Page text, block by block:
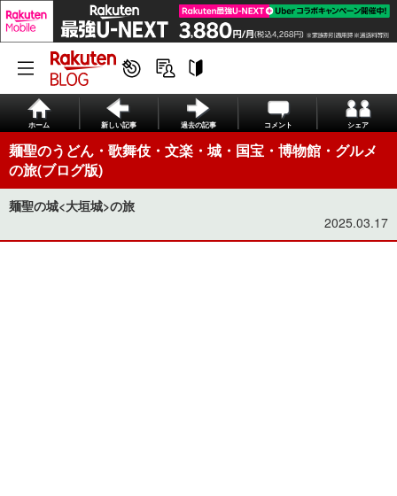
ホーム 新しい記事 過去の記事 コメント シェア
麺聖のうどん・歌舞伎・文楽・城・国宝・博物館・グルメ
の旅(ブログ版)
麺聖の城<大垣城>の旅
2025.03.17